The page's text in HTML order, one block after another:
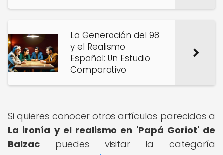
La Generación del 98
y el Realismo
Español: Un Estudio
Comparativo
Si quieres conocer otros artículos parecidos a
La ironía y el realismo en 'Papá Goriot' de
Balzac puedes visitar la categoría